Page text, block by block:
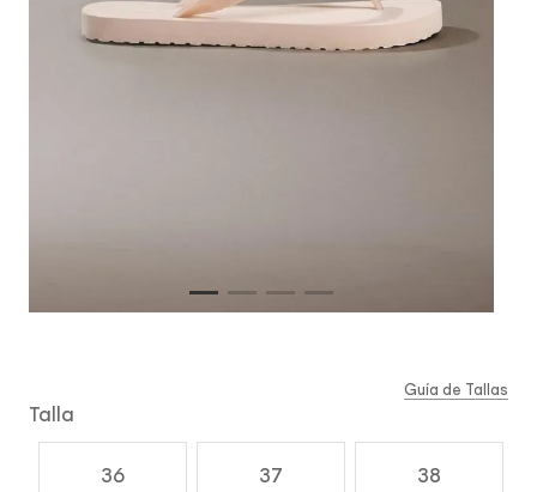
Talla
36 37 38
Guía de Tallas